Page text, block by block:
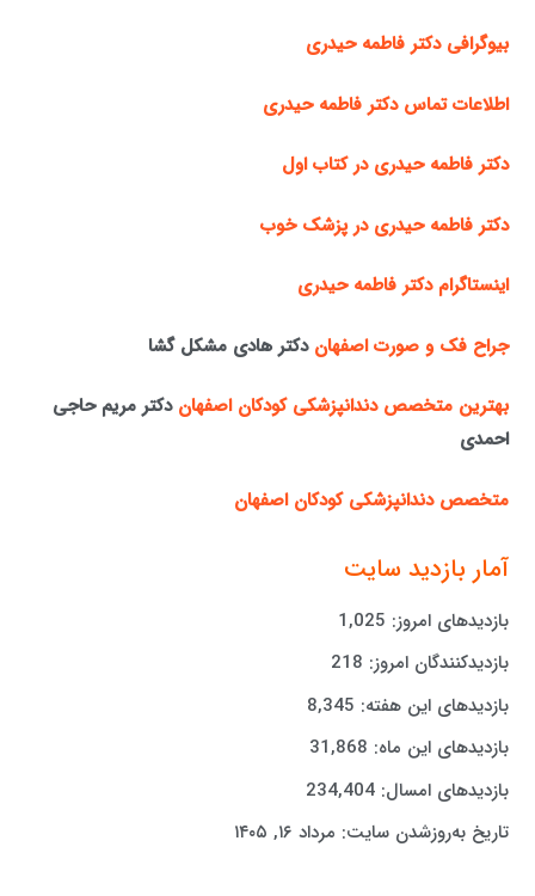
بیوگرافی دکتر فاطمه حیدری
اطلاعات تماس دکتر فاطمه حیدری
دکتر فاطمه حیدری در کتاب اول
دکتر فاطمه حیدری در پزشک خوب
اینستاگرام دکتر فاطمه حیدری
جراح فک و صورت اصفهان دکتر هادی مشکل گشا
بهترین متخصص دندانپزشکی کودکان اصفهان دکتر مریم حاجی
احمدی
متخصص دندانپزشکی کودکان اصفهان
آمار بازدید سایت
بازدیدهای امروز: 1,025
بازدیدکنندگان امروز: 218
بازدیدهای این هفته: 8,345
بازدیدهای این ماه: 31,868
بازدیدهای امسال:234,404
تاریخ به‌روزشدن سایت: مرداد ۱۶, ۱۴۰۵